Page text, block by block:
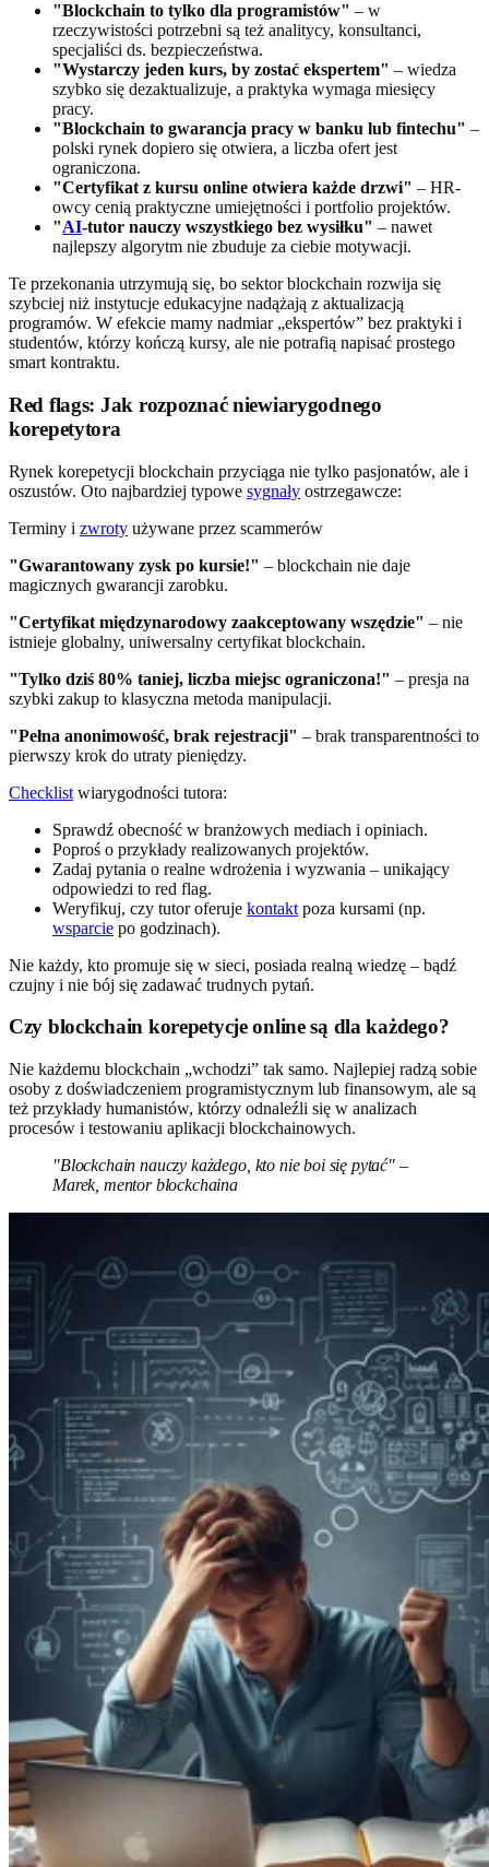
"Blockchain to tylko dla programistów" – w
rzeczywistości potrzebni są też analitycy, konsultanci,
specjaliści ds. bezpieczeństwa.
"Wystarczy jeden kurs, by zostać ekspertem" – wiedza
szybko się dezaktualizuje, a praktyka wymaga miesięcy
pracy.
"Blockchain to gwarancja pracy w banku lub fintechu" –
polski rynek dopiero się otwiera, a liczba ofert jest
ograniczona.
"Certyfikat z kursu online otwiera każde drzwi" – HR-
owcy cenią praktyczne umiejętności i portfolio projektów.
"AI-tutor nauczy wszystkiego bez wysiłku" – nawet
najlepszy algorytm nie zbuduje za ciebie motywacji.
Te przekonania utrzymują się, bo sektor blockchain rozwija się
szybciej niż instytucje edukacyjne nadążają z aktualizacją
programów. W efekcie mamy nadmiar „ekspertów” bez praktyki i
studentów, którzy kończą kursy, ale nie potrafią napisać prostego
smart kontraktu.
Red flags: Jak rozpoznać niewiarygodnego
korepetytora
Rynek korepetycji blockchain przyciąga nie tylko pasjonatów, ale i
oszustów. Oto najbardziej typowe sygnały ostrzegawcze:
Terminy i zwroty używane przez scammerów
"Gwarantowany zysk po kursie!" – blockchain nie daje
magicznych gwarancji zarobku.
"Certyfikat międzynarodowy zaakceptowany wszędzie" – nie
istnieje globalny, uniwersalny certyfikat blockchain.
"Tylko dziś 80% taniej, liczba miejsc ograniczona!" – presja na
szybki zakup to klasyczna metoda manipulacji.
"Pełna anonimowość, brak rejestracji" – brak transparentności to
pierwszy krok do utraty pieniędzy.
Checklist wiarygodności tutora:
Sprawdź obecność w branżowych mediach i opiniach.
Poproś o przykłady realizowanych projektów.
Zadaj pytania o realne wdrożenia i wyzwania – unikający
odpowiedzi to red flag.
Weryfikuj, czy tutor oferuje kontakt poza kursami (np.
wsparcie po godzinach).
Nie każdy, kto promuje się w sieci, posiada realną wiedzę – bądź
czujny i nie bój się zadawać trudnych pytań.
Czy blockchain korepetycje online są dla każdego?
Nie każdemu blockchain „wchodzi” tak samo. Najlepiej radzą sobie
osoby z doświadczeniem programistycznym lub finansowym, ale są
też przykłady humanistów, którzy odnaleźli się w analizach
procesów i testowaniu aplikacji blockchainowych.
"Blockchain nauczy każdego, kto nie boi się pytać" –
Marek, mentor blockchaina